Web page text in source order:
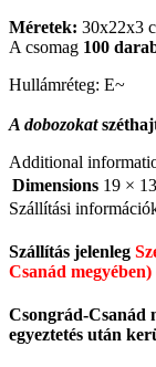
Méretek: 30x22x3
A csomag 100
Hullámréteg: E~
A dobozokat
Additional
Dimensions 19 ×
Szállítási
Szállítás jelenleg
Csanád
Csongrád-Csanád
egyeztetés után